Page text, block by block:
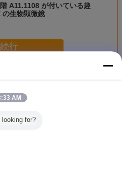
A11.1108 が付いている趣
の生物顕微鏡
続行
AM
looking for?